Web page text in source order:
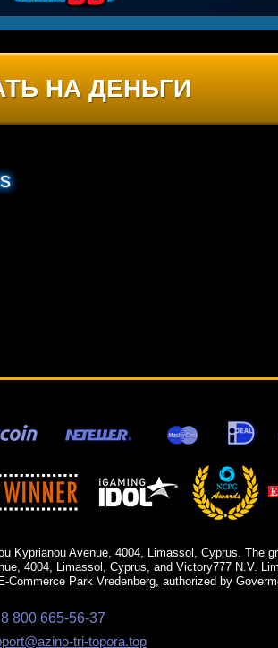
НА ДЕНЬГИ
Kyprianou Avenue, 4004, Limassol, Cyprus. The
4004, Limassol, Cyprus, and Victory777 N.V.
Park Vredenberg, authorized by
8 800 665-56-37
tri-topora.top